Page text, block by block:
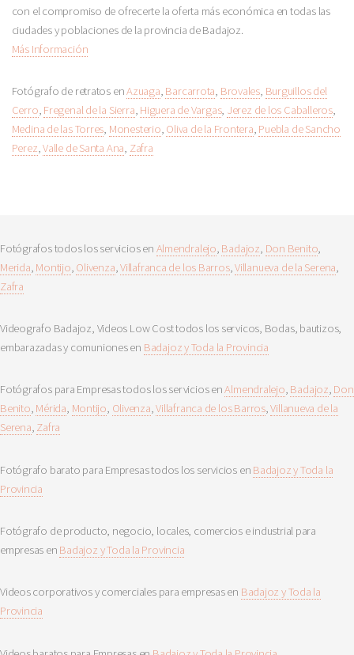
con el compromiso de ofrecerte la oferta más económica en todas las
ciudades y poblaciones de la provincia de Badajoz.
Más Información
Fotógrafo de retratos enAzuaga, Barcarrota, Brovales, Burguillos del
Cerro, Fregenal de la Sierra, Higuera de Vargas, Jerez de los Caballeros,
Medina de las Torres, Monesterio, Oliva de la Frontera, Puebla de Sancho
Perez,Valle de Santa Ana, Zafra
Fotógrafos todos los servicios en Almendralejo, Badajoz, Don Benito,
Merida, Montijo, Olivenza,Villafranca de los Barros,Villanueva de la Serena,
Zafra
Videografo Badajoz, Videos Low Cost todos los servicos, Bodas, bautizos,
embarazadas y comuniones en Badajoz y Toda la Provincia
Fotógrafos para Empresas todos los servicios enAlmendralejo, Badajoz, Don
Benito, Mérida, Montijo, Olivenza,Villafranca de los Barros,Villanueva de la
Serena, Zafra
Fotógrafo barato para Empresas todos los servicios en Badajoz y Toda la
Provincia
Fotógrafo de producto, negocio, locales, comercios e industrial para
empresas en Badajoz y Toda la Provincia
Videos corporativos y comerciales para empresas en Badajoz y Toda la
Provincia